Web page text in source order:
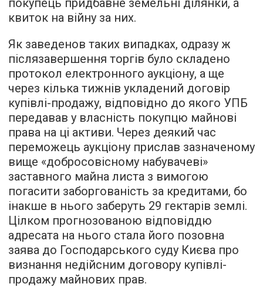
покупець придбавне земельні ділянки, а
квиток на війну за них.
Як заведенов таких випадках, одразу ж
післязавершення торгів було складено
протокол електронного аукціону, а ще
через кілька тижнів укладений договір
купівлі-продажу, відповідно до якого УПБ
передавав у власність покупцю майнові
права на ці активи. Через деякий час
переможець аукціону прислав зазначеному
вище «добросовісному набувачеві»
заставного майна листа з вимогою
погасити заборгованість за кредитами, бо
інакше в нього заберуть 29 гектарів землі.
Цілком прогнозованою відповіддю
адресата на нього стала його позовна
заява до Господарського суду Києва про
визнання недійсним договору купівлі-
продажу майнових прав.